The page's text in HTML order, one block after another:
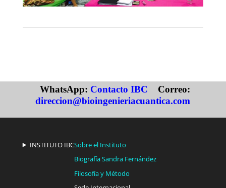
WhatsApp: Contacto IBC
Correo:
direccion@bioingenieriacuantica.com
INSTITUTO IBCSobre el Instituto
Biografía Sandra Fernández
Filosofía y Método